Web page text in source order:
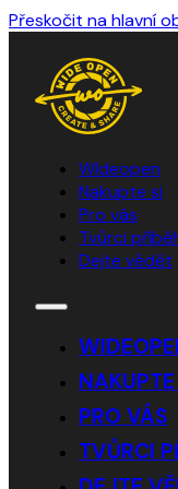
Přeskočit na hlavní
WIdeopen
Nakupte si
Pro vás
Tvůrci
Dejte vědět
PRO VÁS
TVŮRCI